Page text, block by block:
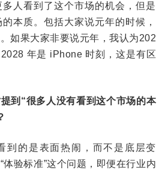
人看到了这个市场的机会，但是
本质。包括大家说元年的时候，
如果大家非要说元年，我认为202
年是 iPhone 时刻，这是有区
到“很多人没有看到这个市场的本
到的是表面热闹，而不是底层变
体验标准”这个问题，即便在行业内